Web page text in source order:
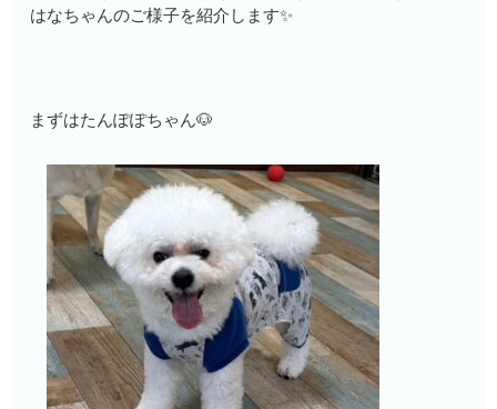
はなちゃんのご様子を紹介します✨
まずはたんぽぽちゃん🐶